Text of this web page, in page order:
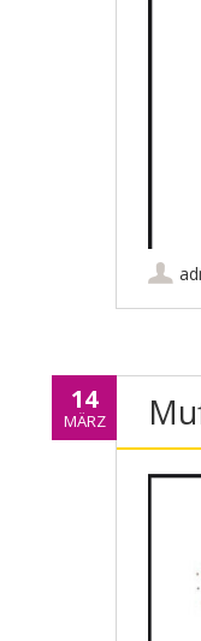
14
MÄRZ